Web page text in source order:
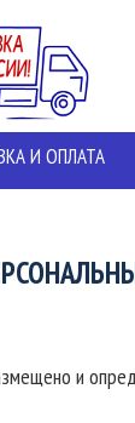
И ОПЛАТА
и